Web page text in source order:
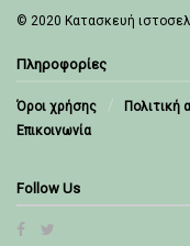
© 2020 Κατασκευή
Πληροφορίες
Όροι χρήσης Πολιτική
Επικοινωνία
Follow Us